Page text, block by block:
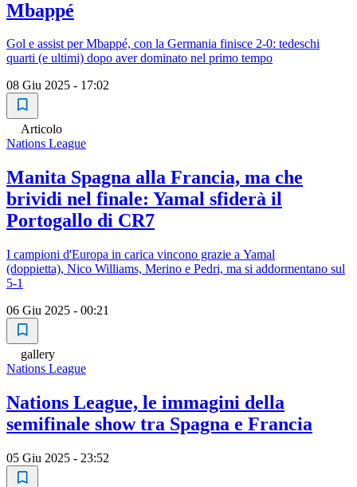
Mbappé
Gol e assist per Mbappé, con la Germania finisce 2-0: tedeschi
quarti (e ultimi) dopo aver dominato nel primo tempo
08 Giu 2025 - 17:02
Articolo
Nations League
Manita Spagna alla Francia, ma che
brividi nel finale: Yamal sfiderà il
Portogallo di CR7
I campioni d'Europa in carica vincono grazie a Yamal
(doppietta), Nico Williams, Merino e Pedri, ma si addormentano sul
5-1
06 Giu 2025 - 00:21
gallery
Nations League
Nations League, le immagini della
semifinale show tra Spagna e Francia
05 Giu 2025 - 23:52